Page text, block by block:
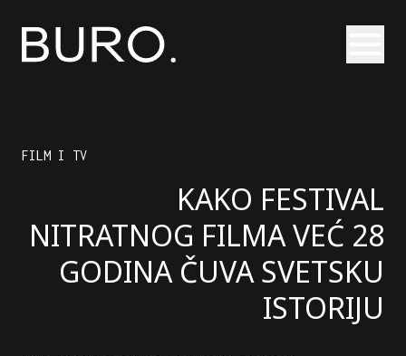
FILM I TV
KAKO FESTIVAL
NITRATNOG FILMA VEĆ 28
GODINA ČUVA SVETSKU
ISTORIJU